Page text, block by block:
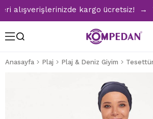
alışverişlerinizde kargo ücretsiz! →
Anasayfa Plaj Plaj & Deniz Giyim